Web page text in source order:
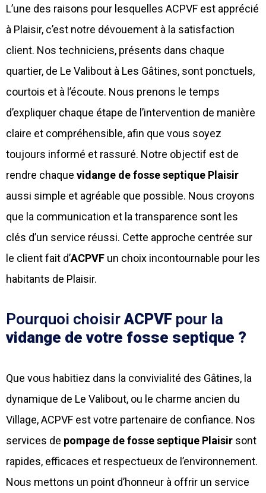
L’une des raisons pour lesquelles ACPVF est apprécié
à Plaisir, c’est notre dévouement à la satisfaction
client. Nos techniciens, présents dans chaque
quartier, de Le Valibout à Les Gâtines, sont ponctuels,
courtois et à l’écoute. Nous prenons le temps
d’expliquer chaque étape de l’intervention de manière
claire et compréhensible, afin que vous soyez
toujours informé et rassuré. Notre objectif est de
rendre chaque vidange de fosse septique Plaisir
aussi simple et agréable que possible. Nous croyons
que la communication et la transparence sont les
clés d’un service réussi. Cette approche centrée sur
le client fait d’ACPVF un choix incontournable pour les
habitants de Plaisir.
Pourquoi choisir ACPVF pour la
vidange de votre fosse septique ?
Que vous habitiez dans la convivialité des Gâtines, la
dynamique de Le Valibout, ou le charme ancien du
Village, ACPVF est votre partenaire de confiance. Nos
services de pompage de fosse septique Plaisir sont
rapides, efficaces et respectueux de l’environnement.
Nous mettons un point d’honneur à offrir un service